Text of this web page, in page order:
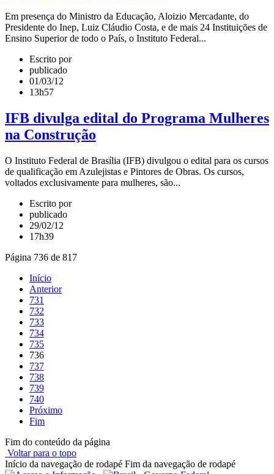
Em presença do Ministro da Educação, Aloizio Mercadante, do
Presidente do Inep, Luiz Cláudio Costa, e de mais 24 Instituições de
Ensino Superior de todo o País, o Instituto Federal...
Escrito por
publicado
01/03/12
13h57
IFB divulga edital do Programa Mulheres
na Construção
O Instituto Federal de Brasília (IFB) divulgou o edital para os cursos
de qualificação em Azulejistas e Pintores de Obras. Os cursos,
voltados exclusivamente para mulheres, são...
Escrito por
publicado
29/02/12
17h39
Página 736 de 817
Início
Anterior
731
732
733
734
735
736
737
738
739
740
Próximo
Fim
Fim do conteúdo da página
Voltar para o topo
Início da navegação de rodapé Fim da navegação de rodapé